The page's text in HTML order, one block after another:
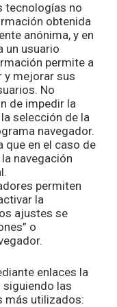
tecnologías no
obtenida
anónima, y en
un usuario
permite a
y mejorar sus
No
de impedir la
selección de la
navegador.
que en el caso de
navegación
permiten
la
ajustes se
o
enlaces la
las
más utilizados: